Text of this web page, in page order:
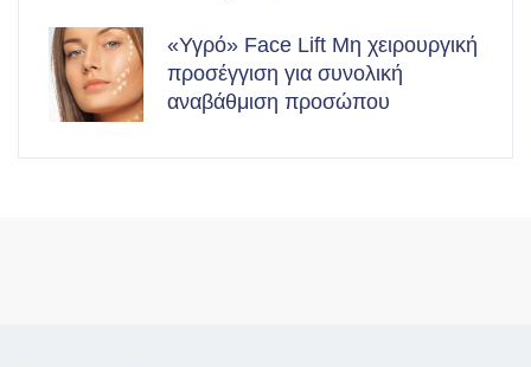
«Υγρό» Face Lift Μη χειρουργική
προσέγγιση για συνολική
αναβάθμιση προσώπου